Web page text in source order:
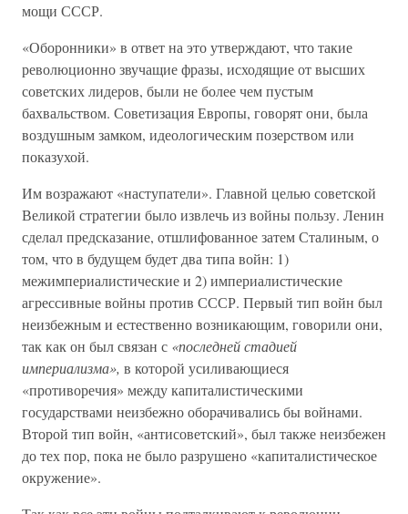
мощи СССР.
«Оборонники» в ответ на это утверждают, что такие
революционно звучащие фразы, исходящие от высших
советских лидеров, были не более чем пустым
бахвальством. Советизация Европы, говорят они, была
воздушным замком, идеологическим позерством или
показухой.
Им возражают «наступатели». Главной целью советской
Великой стратегии было извлечь из войны пользу. Ленин
сделал предсказание, отшлифованное затем Сталиным, о
том, что в будущем будет два типа войн: 1)
межимпериалистические и 2) империалистические
агрессивные войны против СССР. Первый тип войн был
неизбежным и естественно возникающим, говорили они,
так как он был связан с «последней стадией
империализма», в которой усиливающиеся
«противоречия» между капиталистическими
государствами неизбежно оборачивались бы войнами.
Второй тип войн, «антисоветский», был также неизбежен
до тех пор, пока не было разрушено «капиталистическое
окружение».